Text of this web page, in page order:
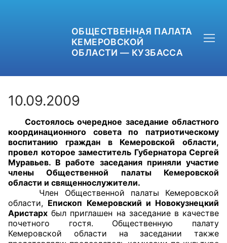
ОБЩЕСТВЕННАЯ ПАЛАТА
КЕМЕРОВСКОЙ
ОБЛАСТИ — КУЗБАССА
+7 (3842) 58-82-40
OPKO42@BK.RU
ОБРАТНАЯ СВЯЗЬ
10.09.2009
Состоялось очередное заседание областного
координационного совета по патриотическому
воспитанию граждан в Кемеровской области,
провел которое заместитель Губернатора Сергей
Муравьев. В работе заседания приняли участие
члены Общественной палаты Кемеровской
области и священнослужители.
Член Общественной палаты Кемеровской
области, Епископ Кемеровский и Новокузнецкий
Аристарх был приглашен на заседание в качестве
почетного гостя. Общественную палату
Кемеровской области на заседании также